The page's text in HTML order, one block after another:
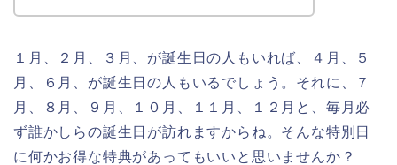
１月、２月、３月、が誕生日の人もいれば、４月、５
月、６月、が誕生日の人もいるでしょう。それに、７
月、８月、９月、１０月、１１月、１２月と、毎月必
ず誰かしらの誕生日が訪れますからね。そんな特別日
に何かお得な特典があってもいいと思いませんか？